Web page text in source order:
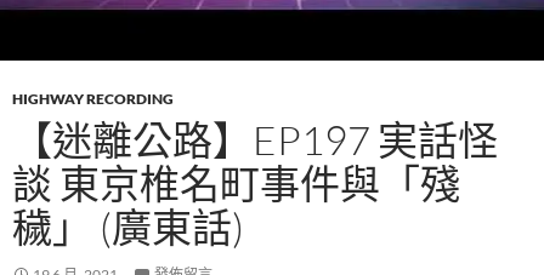
HIGHWAY RECORDING
【迷離公路】EP197 実話怪
談 東京椎名町事件與「殘
穢」 (廣東話)